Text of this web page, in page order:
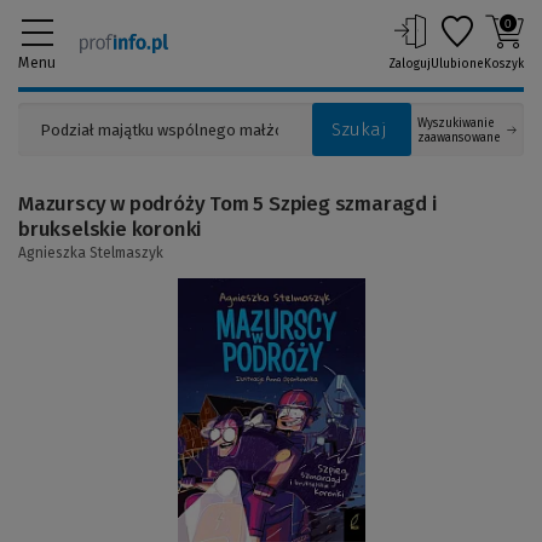
Menu
Szukaj
Wyszukiwanie
zaawansowane
ZalogujUlubione
0
Koszyk
Mazurscy w podróży Tom 5 Szpieg szmaragd i
brukselskie koronki
Agnieszka Stelmaszyk